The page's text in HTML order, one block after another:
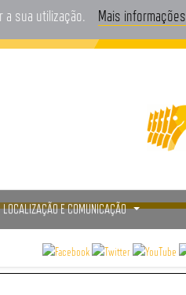
a sua utilização. Mais informações
LOCALIZAÇÃO E COMUNICAÇÃO